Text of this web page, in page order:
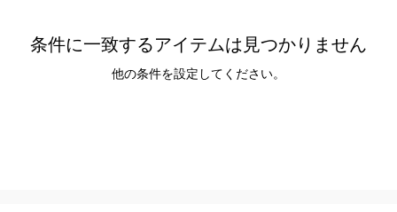
条件に一致するアイテムは見つかりません
他の条件を設定してください。